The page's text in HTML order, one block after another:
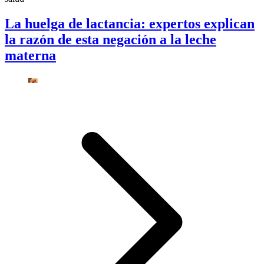
La huelga de lactancia: expertos explican
la razón de esta negación a la leche
materna